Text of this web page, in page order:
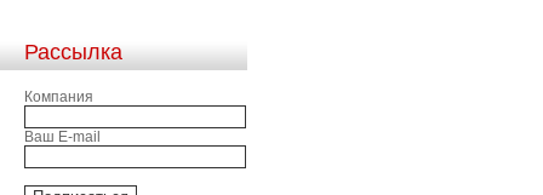
Рассылка
Компания
Ваш E-mail